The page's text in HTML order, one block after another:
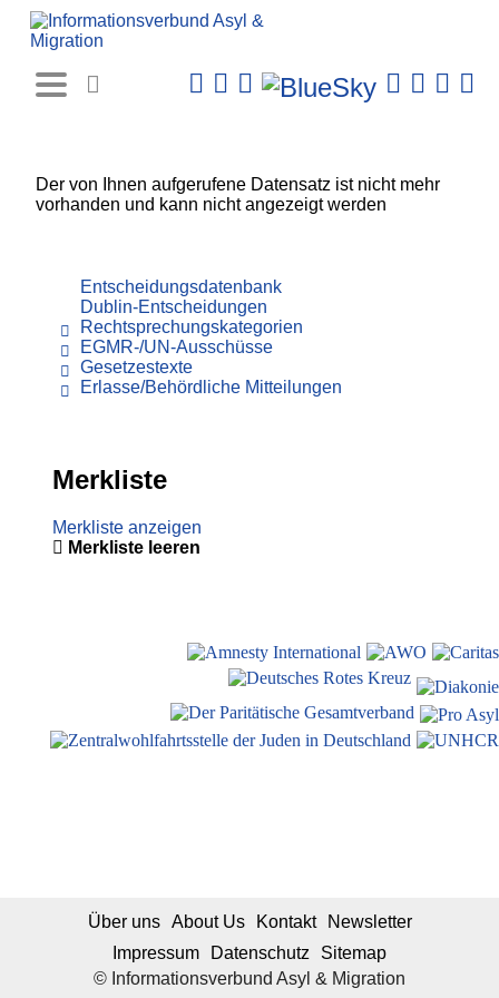
Der von Ihnen aufgerufene Datensatz ist nicht mehr
vorhanden und kann nicht angezeigt werden
Entscheidungsdatenbank
Dublin-Entscheidungen
Rechtsprechungskategorien
EGMR-/UN-Ausschüsse
Gesetzestexte
Erlasse/Behördliche Mitteilungen
Merkliste
Merkliste anzeigen
Merkliste leeren
© Informationsverbund Asyl & Migration
Über uns About Us Kontakt
Newsletter
Impressum
Datenschutz Sitemap